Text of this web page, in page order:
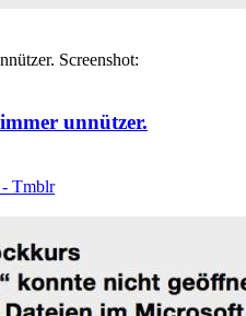
Screenshot:
unnützer.
- Tmblr